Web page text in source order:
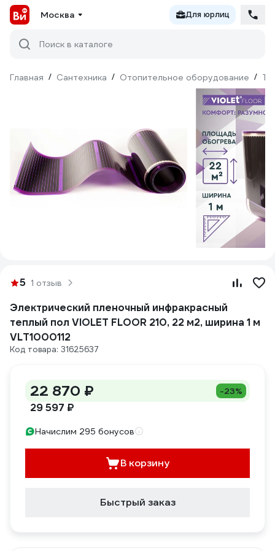
Москва Для юрлиц
Поиск в каталоге
Главная / Сантехника / Отопительное оборудование /
5 1 отзыв
Электрический пленочный инфракрасный
теплый пол VIOLET FLOOR 210, 22 м2, ширина 1 м
VLT1000112
Код товара: 31625637
22 870 ₽ -23%
29 597 ₽
Начислим 295 бонусов
В корзину
Быстрый заказ